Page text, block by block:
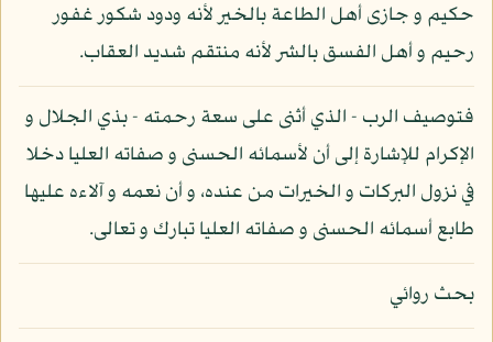
حكيم و جازى أهل الطاعة بالخير لأنه ودود شكور غفور
رحيم و أهل الفسق بالشر لأنه منتقم شديد العقاب.
فتوصيف الرب - الذي أثنى على سعة رحمته - بذي الجلال و
الإكرام للإشارة إلى أن لأسمائه الحسنى و صفاته العليا دخلا
في نزول البركات و الخيرات من عنده، و أن نعمه و آلاءه عليها
طابع أسمائه الحسنى و صفاته العليا تبارك و تعالى.
بحث روائي